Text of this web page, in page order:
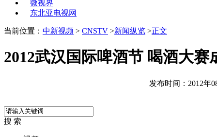
微视界
东北亚电视网
当前位置： 中新视频 > CNSTV >新闻纵览 >正文
2012武汉国际啤酒节 喝酒大赛
发布时间：2012年
搜 索